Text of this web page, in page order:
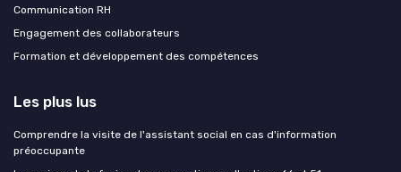
Communication RH
Engagement des collaborateurs
Formation et développement des compétences
Les plus lus
Comprendre la visite de l'assistant social en cas d'information
préoccupante